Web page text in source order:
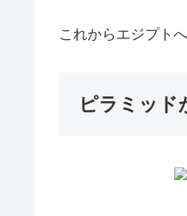
これからエジプト
ピラミッド